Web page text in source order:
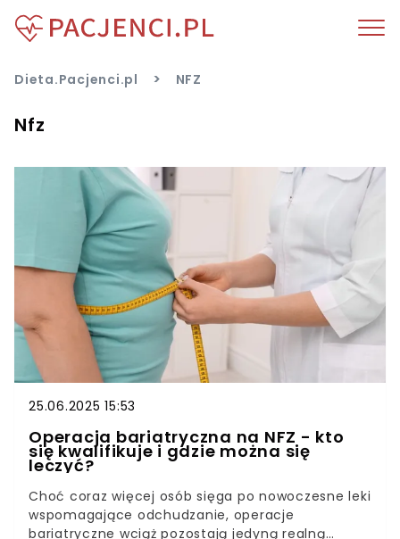
Dieta.Pacjenci.pl > NFZ
Nfz
25.06.2025 15:53
Operacja bariatryczna na NFZ - kto
się kwalifikuje i gdzie można się
leczyć?
Choć coraz więcej osób sięga po nowoczesne leki
wspomagające odchudzanie, operacje
bariatryczne wciąż pozostają jedyną realną